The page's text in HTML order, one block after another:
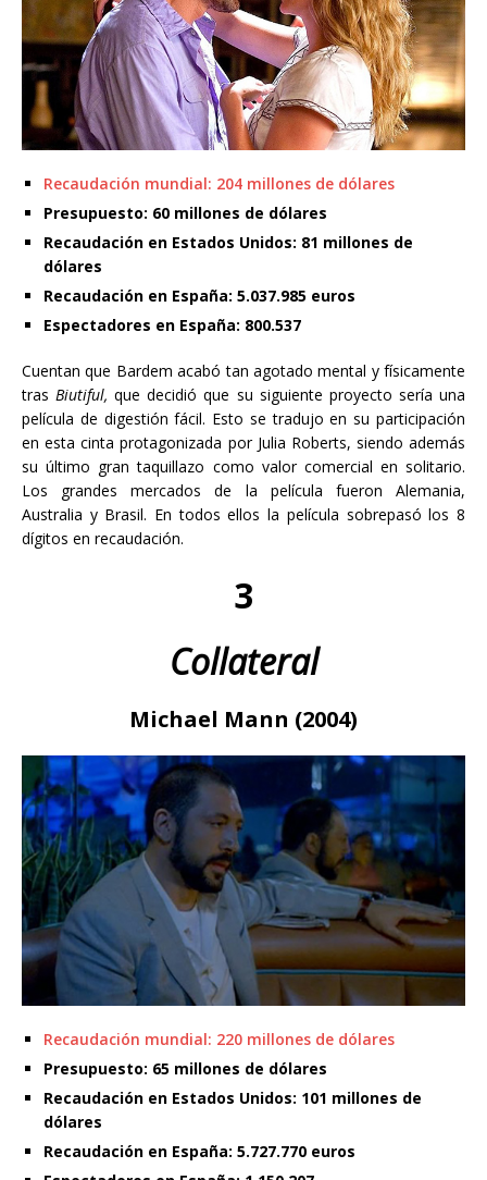
Recaudación mundial: 204 millones de dólares
Presupuesto: 60 millones de dólares
Recaudación en Estados Unidos: 81 millones de
dólares
Recaudación en España: 5.037.985 euros
Espectadores en España: 800.537
Cuentan que Bardem acabó tan agotado mental y físicamente
trasBiutiful,que decidió que su siguiente proyecto sería una
película de digestión fácil. Esto se tradujo en su participación
en esta cinta protagonizada por Julia Roberts, siendo además
su último gran taquillazo como valor comercial en solitario.
Los grandes mercados de la película fueron Alemania,
Australia y Brasil. En todos ellos la película sobrepasó los 8
dígitos en recaudación.
3
Collateral
Michael Mann (2004)
Recaudación mundial: 220 millones de dólares
Presupuesto: 65 millones de dólares
Recaudación en Estados Unidos: 101 millones de
dólares
Recaudación en España: 5.727.770 euros